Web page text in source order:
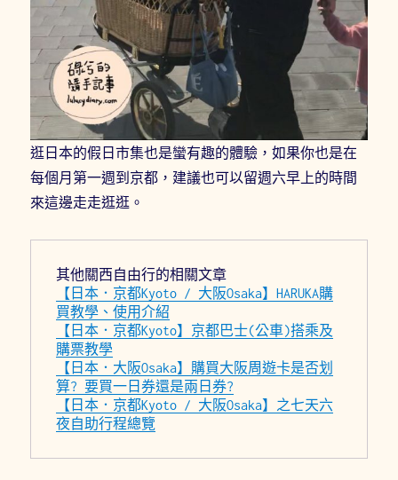
逛日本的假日市集也是蠻有趣的體驗，如果你也是在
每個月第一週到京都，建議也可以留週六早上的時間
來這邊走走逛逛。
其他關西自由行的相關文章
【日本．京都Kyoto / 大阪Osaka】HARUKA購
買教學、使用介紹
【日本．京都Kyoto】京都巴士(公車)搭乘及
購票教學
【日本．大阪Osaka】購買大阪周遊卡是否划
算? 要買一日券還是兩日券?
【日本．京都Kyoto / 大阪Osaka】之七天六
夜自助行程總覽